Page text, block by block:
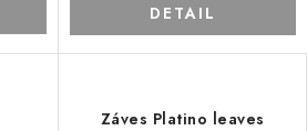
DETAIL
Záves Platino leaves